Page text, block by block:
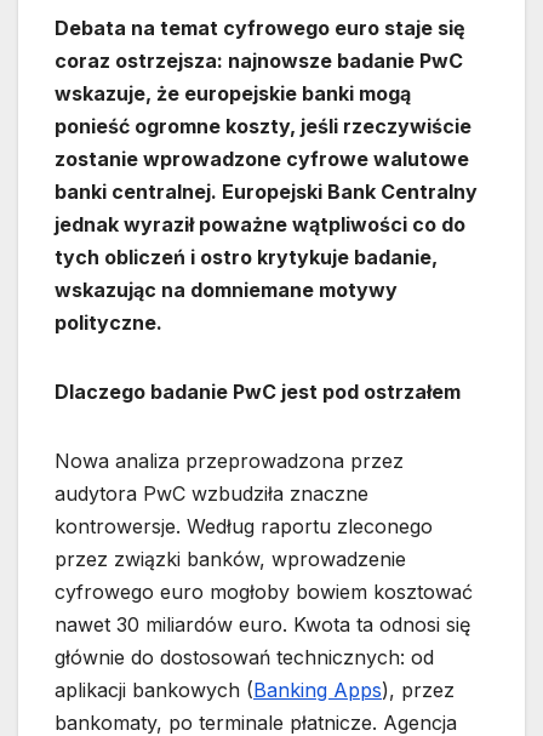
Debata na temat cyfrowego euro staje się
coraz ostrzejsza: najnowsze badanie PwC
wskazuje, że europejskie banki mogą
ponieść ogromne koszty, jeśli rzeczywiście
zostanie wprowadzone cyfrowe walutowe
banki centralnej. Europejski Bank Centralny
jednak wyraził poważne wątpliwości co do
tych obliczeń i ostro krytykuje badanie,
wskazując na domniemane motywy
polityczne.
Dlaczego badanie PwC jest pod ostrzałem
Nowa analiza przeprowadzona przez
audytora PwC wzbudziła znaczne
kontrowersje. Według raportu zleconego
przez związki banków, wprowadzenie
cyfrowego euro mogłoby bowiem kosztować
nawet 30 miliardów euro. Kwota ta odnosi się
głównie do dostosowań technicznych: od
aplikacji bankowych (Banking Apps), przez
bankomaty, po terminale płatnicze. Agencja